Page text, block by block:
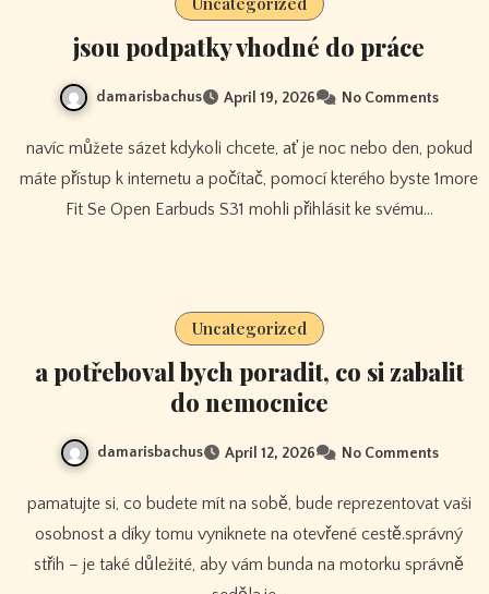
jsou podpatky vhodné do práce
damarisbachus April 19, 2026 No Comments
navíc můžete sázet kdykoli chcete, ať je noc nebo den, pokud
máte přístup k internetu a počítač, pomocí kterého byste 1more
Fit Se Open Earbuds S31 mohli přihlásit ke svému…
Uncategorized
a potřeboval bych poradit, co si zabalit
do nemocnice
damarisbachus April 12, 2026 No Comments
pamatujte si, co budete mít na sobě, bude reprezentovat vaši
osobnost a díky tomu vyniknete na otevřené cestě.správný
střih – je také důležité, aby vám bunda na motorku správně